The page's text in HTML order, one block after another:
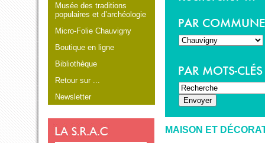
Musée des traditions
populaires et d’archéologie
Micro-Folie Chauvigny
Boutique en ligne
Bibliothèque
Retour sur ...
Newsletter
MAISON ET